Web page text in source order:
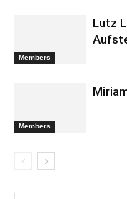
Members
Lutz
Members